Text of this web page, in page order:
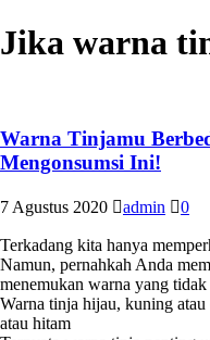
Jika warna
Warna Tinjamu
Mengonsumsi Ini!
7 Agustus 2020 admin 0
Terkadang kita hanya
Namun, pernahkah Anda
menemukan warna yang
Warna tinja hijau, kuning atau
atau hitam